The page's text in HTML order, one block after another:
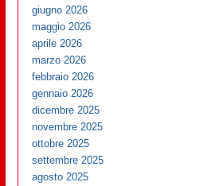
giugno 2026
maggio 2026
aprile 2026
marzo 2026
febbraio 2026
gennaio 2026
dicembre 2025
novembre 2025
ottobre 2025
settembre 2025
agosto 2025